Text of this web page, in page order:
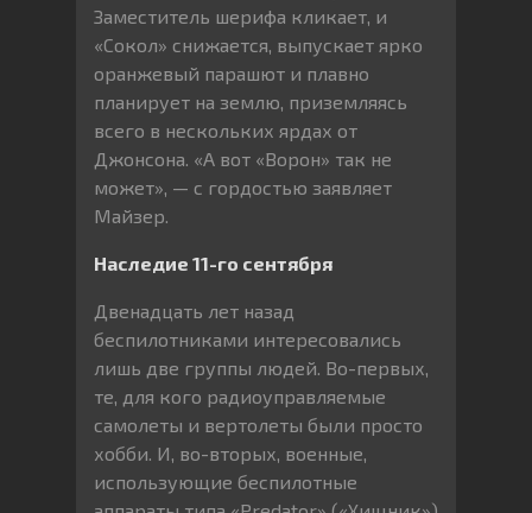
Заместитель шерифа кликает, и
«Сокол» снижается, выпускает ярко
оранжевый парашют и плавно
планирует на землю, приземляясь
всего в нескольких ярдах от
Джонсона. «А вот «Ворон» так не
может», — с гордостью заявляет
Майзер.
Наследие 11-го сентября
Двенадцать лет назад
беспилотниками интересовались
лишь две группы людей. Во-первых,
те, для кого радиоуправляемые
самолеты и вертолеты были просто
хобби. И, во-вторых, военные,
использующие беспилотные